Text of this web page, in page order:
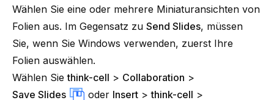
Wählen Sie eine oder mehrere Miniaturansichten von
Folien aus. Im Gegensatz zu Send Slides, müssen
Sie, wenn Sie Windows verwenden, zuerst Ihre
Folien auswählen.
Wählen Siethink-cell > Collaboration >
Save Slides
oder Insert >think-cell >